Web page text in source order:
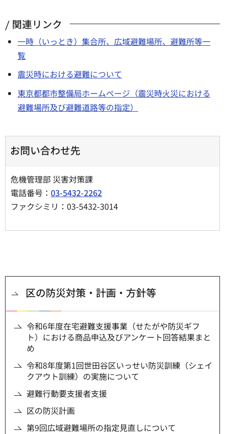
関連リンク
一時（いっとき）集合所、広域避難場所、避難所等一
覧
震災時における避難について
東京都都市整備局ホームページ（震災時⽕災における
避難場所及び避難道路等の指定）
お問い合わせ先
危機管理部 災害対策課
電話番号： 03-5432-2262
ファクシミリ：03-5432-3014
区の防災対策・計画・方針等
令和6年度在宅避難支援事業（せたがや防災ギフ
ト）における商品申込及びアンケート回答結果まと
め
令和8年度第1回世田谷区いっせい防災訓練（シェイ
クアウト訓練）の実施について
避難行動要支援者支援
区の防災計画
第9回広域避難場所の指定見直しについて